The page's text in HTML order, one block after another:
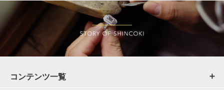
コンテンツ一覧